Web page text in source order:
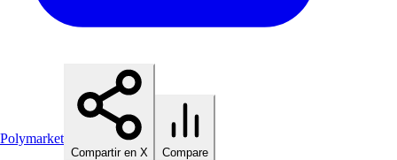
Polymarket
Compartir en X Compare